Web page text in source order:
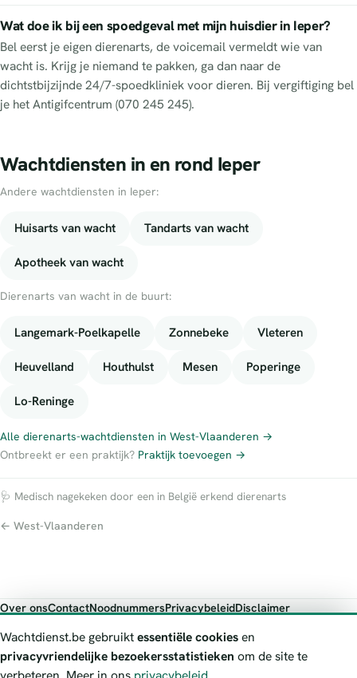
Wat doe ik bij een spoedgeval met mijn huisdier in Ieper?
Bel eerst je eigen dierenarts, de voicemail vermeldt wie van
wacht is. Krijg je niemand te pakken, ga dan naar de
dichtstbijzijnde 24/7-spoedkliniek voor dieren. Bij vergiftiging bel
je het Antigifcentrum (070 245 245).
Wachtdiensten in en rond Ieper
Andere wachtdiensten in Ieper:
Huisarts van wacht Tandarts van wacht
Apotheek van wacht
Dierenarts van wacht in de buurt:
Langemark-Poelkapelle Zonnebeke Vleteren
Heuvelland Houthulst Mesen Poperinge
Lo-Reninge
Alle dierenarts-wachtdiensten in West-Vlaanderen →
Ontbreekt er een praktijk? Praktijk toevoegen →
🩺 Medisch nagekeken door een in België erkend dierenarts
← West-Vlaanderen
Over onsContactNoodnummersPrivacybeleidDisclaimer
Wachtdienst.be toont publieke wachtdienst-informatie ter oriëntatie.
Bij levensgevaar bel je altijd 112. Controleer altijd de actuele
Wachtdienst.be gebruiktessentiële cookiesen
privacyvriendelijke bezoekersstatistieken om de site te